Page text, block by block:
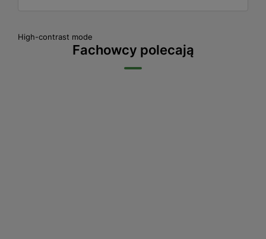
High-contrast mode
Fachowcy polecają